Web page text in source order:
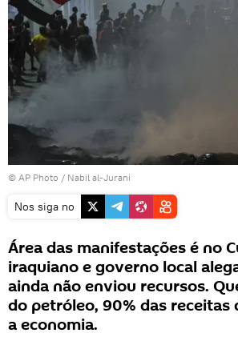
© AP Photo / Nabil al-Jurani
Nos siga no
Área das manifestações é no
iraquiano e governo local
ainda não enviou recursos.
do petróleo, 90% das receitas
a economia.